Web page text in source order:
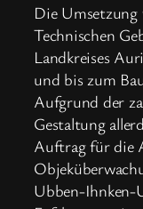
Die
Technischen
Landkreises
und bis zum
Aufgrund der
Gestaltung
Auftrag für die
Ubben-Ihnken-